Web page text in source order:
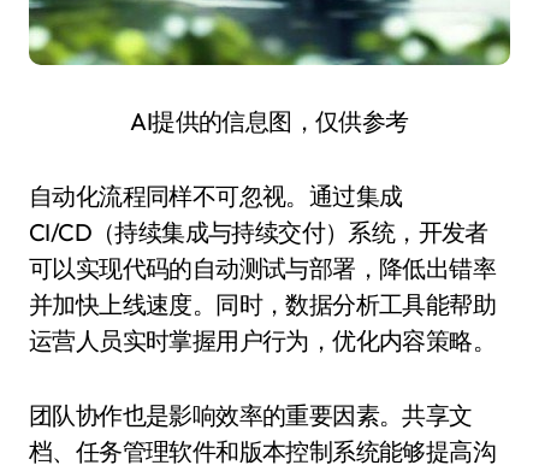
AI提供的信息图，仅供参考
自动化流程同样不可忽视。通过集成
CI/CD（持续集成与持续交付）系统，开发者
可以实现代码的自动测试与部署，降低出错率
并加快上线速度。同时，数据分析工具能帮助
运营人员实时掌握用户行为，优化内容策略。
团队协作也是影响效率的重要因素。共享文
档、任务管理软件和版本控制系统能够提高沟